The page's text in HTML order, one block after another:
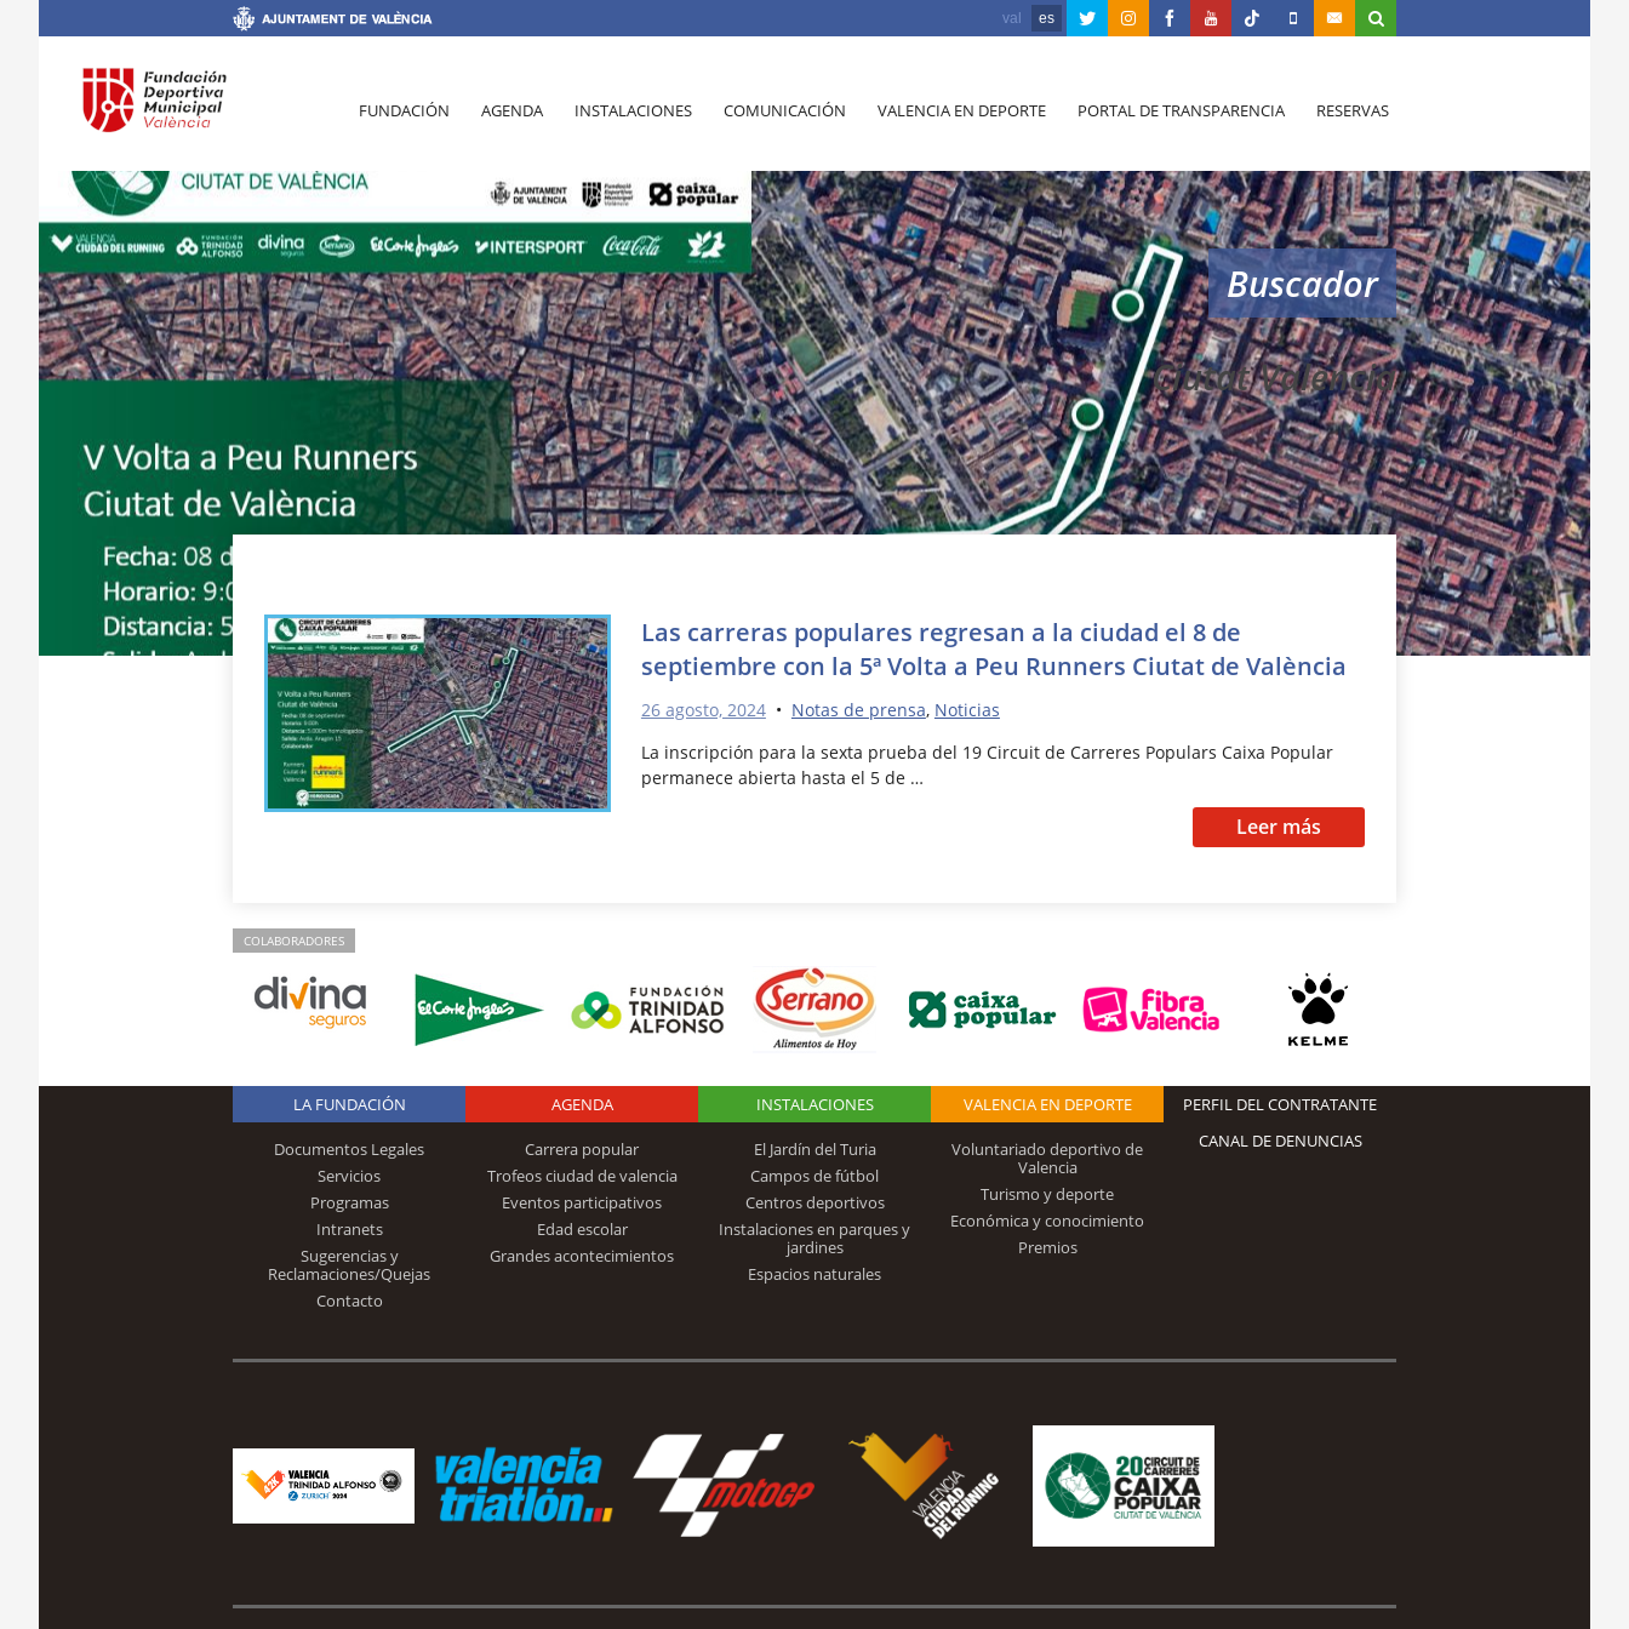
val es
FUNDACIÓN AGENDA INSTALACIONES COMUNICACIÓN VALENCIA EN DEPORTE PORTAL DE TRANSPARENCIA RESERVAS
Buscador
Ciutat Valencia
Las carreras populares regresan a la ciudad el 8 de
septiembre con la 5ª Volta a Peu Runners Ciutat de València
26 agosto, 2024• Notas de prensa, Noticias
La inscripción para la sexta prueba del 19 Circuit de Carreres Populars Caixa Popular
permanece abierta hasta el 5 de …
Leer más
COLABORADORES
Logo Fundación
Trinidad Alfonso
LA FUNDACIÓN
Documentos Legales
Servicios
Programas
Intranets
Sugerencias y
Reclamaciones/Quejas
Contacto
AGENDA
Carrera popular
Trofeos ciudad de valencia
Eventos participativos
Edad escolar
Grandes acontecimientos
INSTALACIONES
El Jardín del Turia
Campos de fútbol
Centros deportivos
Instalaciones en parques y
jardines
Espacios naturales
VALENCIA EN DEPORTE
Voluntariado deportivo de
Valencia
Turismo y deporte
Económica y conocimiento
Premios
PERFIL DEL CONTRATANTE
CANAL DE DENUNCIAS